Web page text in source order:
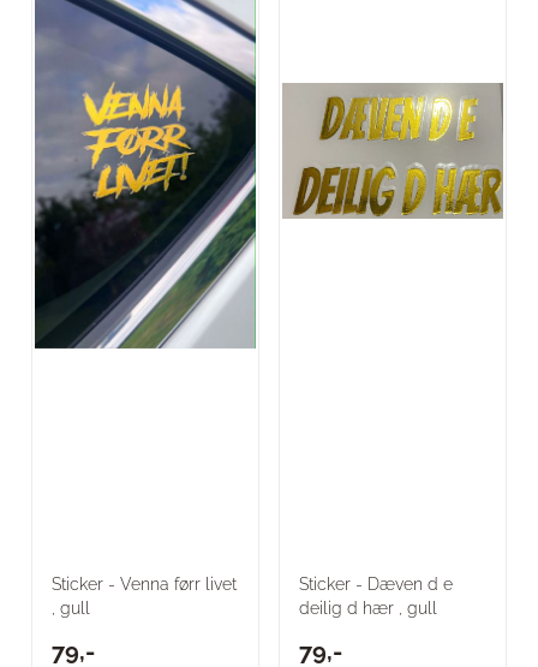
Sticker - Venna førr livet
, gull
79,-
Sticker - Dæven d e
deilig d hær , gull
79,-